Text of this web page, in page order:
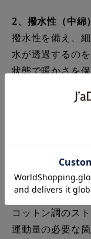
2、撥水性（中綿）
撥水性を備え、
水が透過するの
状態で暖かさを
柔らかな肌ざわ
の超微細マイク
空気層を作り、
揮します。
4、ストレッチ性
コットン調のス
運動量の必要な